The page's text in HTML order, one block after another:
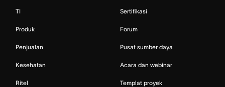
TI
Produk
Penjualan
Kesehatan
Ritel
Sertifikasi
Forum
Pusat sumber daya
Acara dan webinar
Templat proyek